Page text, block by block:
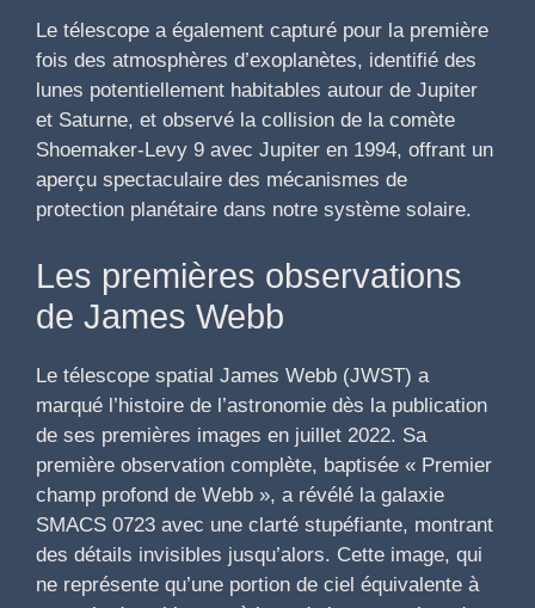
Le télescope a également capturé pour la première
fois des atmosphères d’exoplanètes, identifié des
lunes potentiellement habitables autour de Jupiter
et Saturne, et observé la collision de la comète
Shoemaker-Levy 9 avec Jupiter en 1994, offrant un
aperçu spectaculaire des mécanismes de
protection planétaire dans notre système solaire.
Les premières observations
de James Webb
Le télescope spatial James Webb (JWST) a
marqué l’histoire de l’astronomie dès la publication
de ses premières images en juillet 2022. Sa
première observation complète, baptisée « Premier
champ profond de Webb », a révélé la galaxie
SMACS 0723 avec une clarté stupéfiante, montrant
des détails invisibles jusqu’alors. Cette image, qui
ne représente qu’une portion de ciel équivalente à